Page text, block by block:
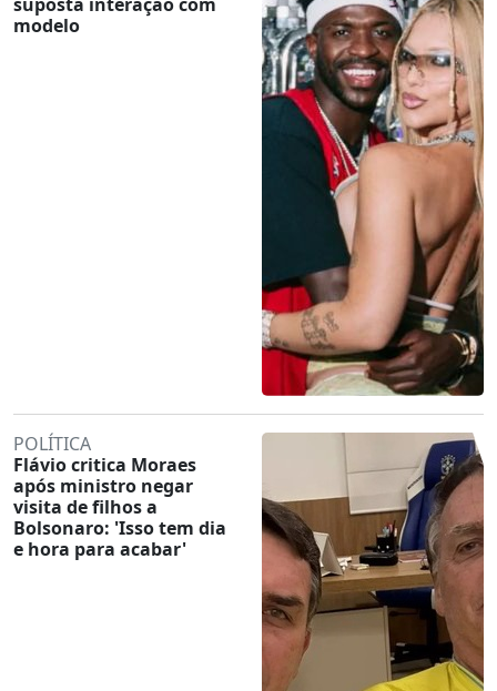
modelo
POLÍTICA
Flávio critica Moraes
após ministro negar
visita de filhos a
Bolsonaro: 'Isso tem dia
e hora para acabar'